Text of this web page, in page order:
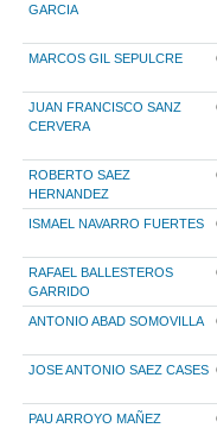
GARCIA
MARCOS GIL SEPULCRE
JUAN FRANCISCO SANZ
CERVERA
ROBERTO SAEZ
HERNANDEZ
ISMAEL NAVARRO FUERTES
RAFAEL BALLESTEROS
GARRIDO
ANTONIO ABAD SOMOVILLA
JOSE ANTONIO SAEZ CASES
PAU ARROYO MAÑEZ